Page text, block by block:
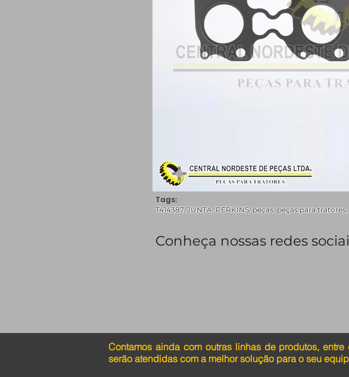
T414387, JUNTA, PERKINS, peças, peças para
Conheça nossas redes
Tags:
Contamos ainda com outras linhas de produtos,
serão atendidas com a melhor solução para o seu